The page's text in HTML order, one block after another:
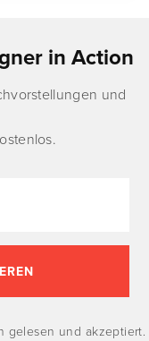
in Action
und
gelesen und akzeptiert.